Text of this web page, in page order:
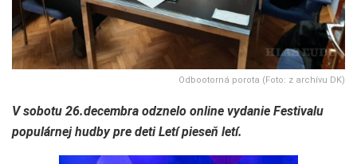
Odbootorná porota (Foto: z archívu DK)
V sobotu 26.decembra odznelo online vydanie Festivalu
populárnej hudby pre deti Letí pieseň letí.